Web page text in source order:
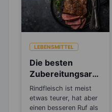
LEBENSMITTEL
Die besten
Zubereitungsarte
n für Rindfleisch
Rindfleisch ist meist
etwas teurer, hat aber
einen besseren Ruf als